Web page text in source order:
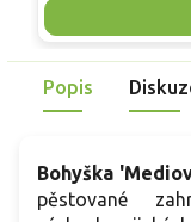
Mrazuvzdornost do
skvělou volbu pro
Popis
Bohyška
pěstované